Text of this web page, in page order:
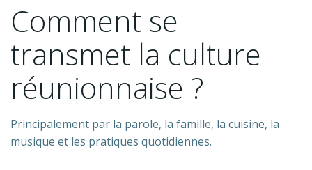
Comment se
transmet la culture
réunionnaise ?
Principalement par la parole, la famille, la cuisine, la
musique et les pratiques quotidiennes.